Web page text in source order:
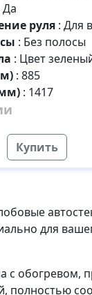
Да
руля: Для
: Без полосы
: Цвет
: 885
: 1417
Купить
для
с обогревом,
полностью